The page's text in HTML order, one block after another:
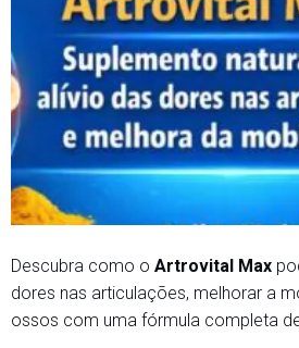
Descubra como o Artrovital Max
dores nas articulações, melhorar a
ossos com uma fórmula completa